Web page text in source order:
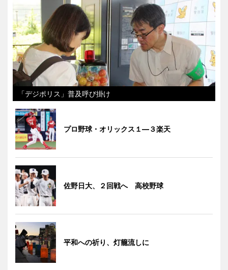
「デジポリス」普及呼び掛け
プロ野球・オリックス１―３楽天
佐野日大、２回戦へ 高校野球
平和への祈り、灯籠流しに